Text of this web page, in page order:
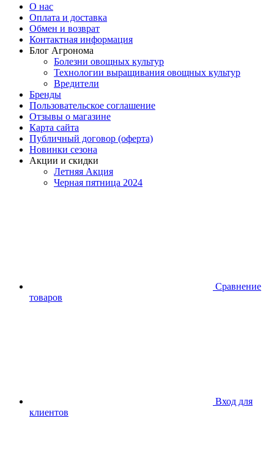
О нас
Оплата и доставка
Обмен и возврат
Контактная информация
Блог Агронома
Болезни овощных культур
Технологии выращивания овощных культур
Вредители
Бренды
Пользовательское соглашение
Отзывы о магазине
Карта сайта
Публичный договор (оферта)
Новинки сезона
Акции и скидки
Летняя Акция
Черная пятница 2024
Сравнение
товаров
Вход для
клиентов